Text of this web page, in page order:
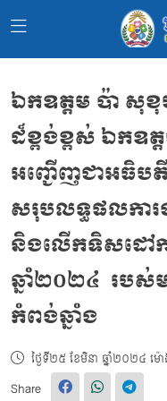
ឯកឧត្ដម ប៉ា សុខុ
ដ៏ខ្ពង់ខ្ពស់ ឯកឧ
អញ្ជើញជាអធិបតី
សរុបលទ្ធផលការ
និងលេីកទិសដៅកា
ឆ្នាំ២០២៤ របស់
កំពង់ឆ្នាំង
ថ្ងៃទី២៥ ខែមិនា ឆ្នាំ២០២៤ ម៉
Share